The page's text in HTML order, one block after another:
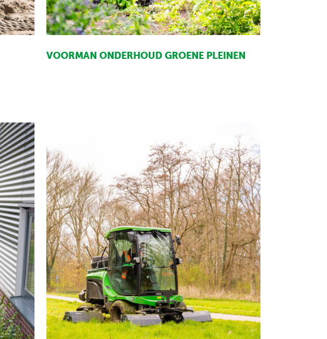
VOORMAN ONDERHOUD GROENE PLEINEN